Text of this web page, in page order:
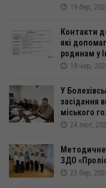
19 бер,
Контакти
які
родинам у
19 чер,
У
засідання
міського
24 лют,
Методичне
ЗДО
23 бер,